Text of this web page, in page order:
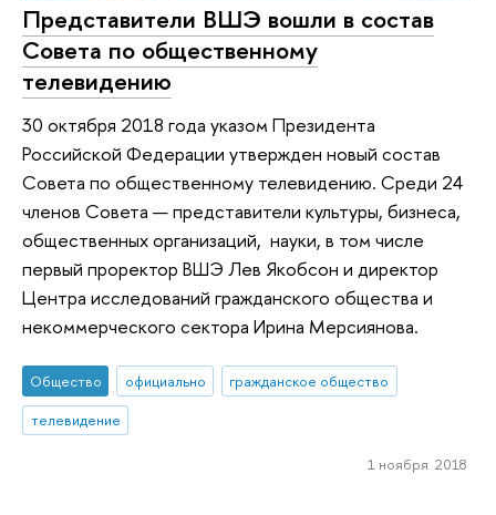
Представители ВШЭ вошли в состав
Совета по общественному
телевидению
30 октября 2018 года указом Президента
Российской Федерации утвержден новый состав
Совета по общественному телевидению. Среди 24
членов Совета — представители культуры, бизнеса,
общественных организаций, науки, в том числе
первый проректор ВШЭ Лев Якобсон и директор
Центра исследований гражданского общества и
некоммерческого сектора Ирина Мерсиянова.
Общество официально
гражданское общество
телевидение
1 ноября 2018